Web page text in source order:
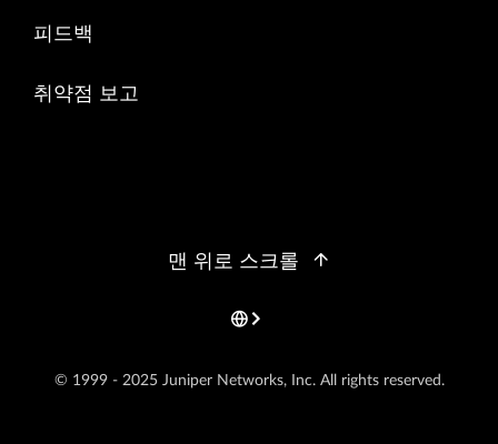
피드백
취약점 보고
© 1999 - 2025 Juniper Networks, Inc. All rights reserved.
맨 위로 스크롤